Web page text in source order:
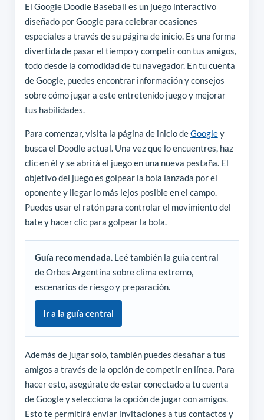
El Google Doodle Baseball es un juego interactivo
diseñado por Google para celebrar ocasiones
especiales a través de su página de inicio. Es una forma
divertida de pasar el tiempo y competir con tus amigos,
todo desde la comodidad de tu navegador. En tu cuenta
de Google, puedes encontrar información y consejos
sobre cómo jugar a este entretenido juego y mejorar
tus habilidades.
Para comenzar, visita la página de inicio deGoogley
busca el Doodle actual. Una vez que lo encuentres, haz
clic en él y se abrirá el juego en una nueva pestaña. El
objetivo del juego es golpear la bola lanzada por el
oponente y llegar lo más lejos posible en el campo.
Puedes usar el ratón para controlar el movimiento del
bate y hacer clic para golpear la bola.
Guía recomendada. Leé también la guía central
de Orbes Argentina sobre clima extremo,
escenarios de riesgo y preparación.
Ir a la guía central
Además de jugar solo, también puedes desafiar a tus
amigos a través de la opción de competir en línea. Para
hacer esto, asegúrate de estar conectado a tu cuenta
de Google y selecciona la opción de jugar con amigos.
Esto te permitirá enviar invitaciones a tus contactos y